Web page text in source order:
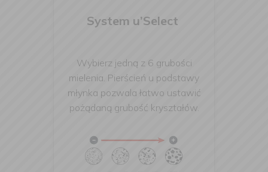
System u’Select
Wybierz jedną z 6 grubości
mielenia. Pierścień u podstawy
młynka pozwala łatwo ustawić
pożądaną grubość kryształów.